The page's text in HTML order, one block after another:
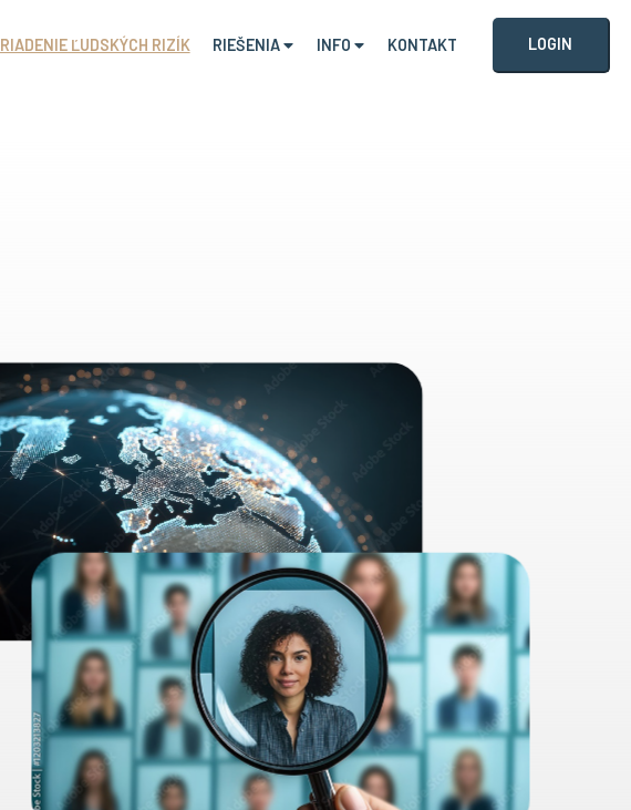
RIADENIE ĽUDSKÝCH RIZÍK RIEŠENIA INFO KONTAKT LOGIN